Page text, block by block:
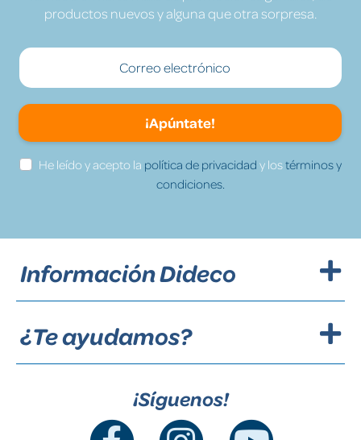
productos nuevos y alguna que otra sorpresa.
¡Apúntate!
He leído y acepto la política de privacidad y lostérminos y
condiciones.
Información Dideco
¿Te ayudamos?
¡Síguenos!